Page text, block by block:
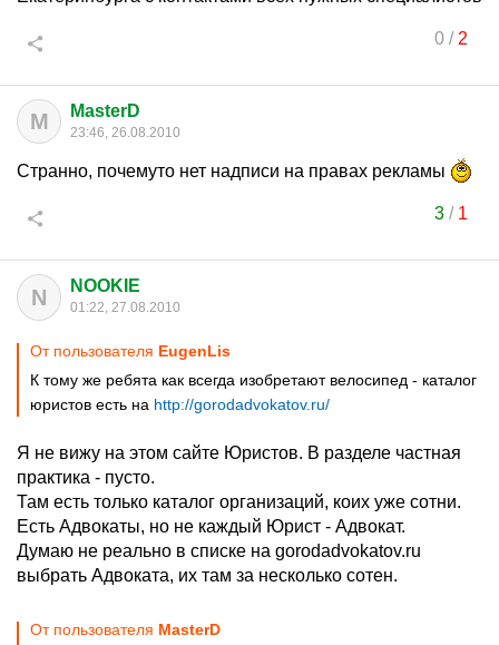
0/ 2
M MasterD
23:46, 26.08.2010
Странно, почемуто нет надписи на правах рекламы
3/ 1
N NOOKIE
01:22, 27.08.2010
От пользователя EugenLis
К тому же ребята как всегда изобретают велосипед - каталог
юристов есть на http://gorodadvokatov.ru/
Я не вижу на этом сайте Юристов. В разделе частная
практика - пусто.
Там есть только каталог организаций, коих уже сотни.
Есть Адвокаты, но не каждый Юрист - Адвокат.
Думаю не реально в списке на gorodadvokatov.ru
выбрать Адвоката, их там за несколько сотен.
От пользователя MasterD